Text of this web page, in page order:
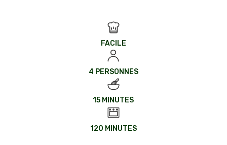
FACILE
4 PERSONNES
15 MINUTES
120 MINUTES